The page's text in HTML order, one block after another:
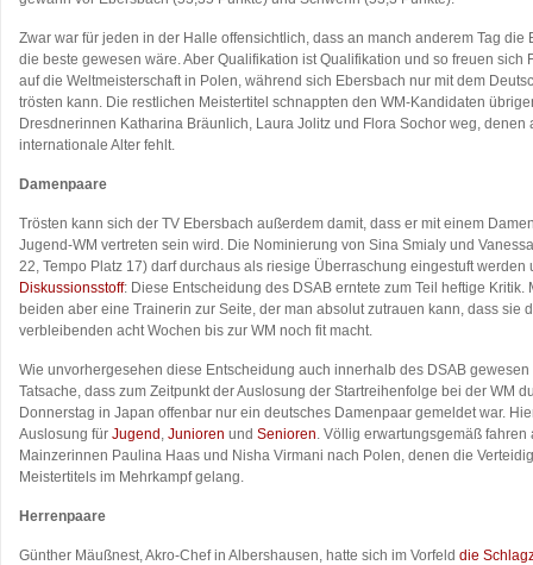
Zwar war für jeden in der Halle offensichtlich, dass an manch anderem Tag die
die beste gewesen wäre. Aber Qualifikation ist Qualifikation und so freuen sich
auf die Weltmeisterschaft in Polen, während sich Ebersbach nur mit dem
trösten kann. Die restlichen Meistertitel schnappten den WM-Kandidaten
Dresdnerinnen Katharina Bräunlich, Laura Jolitz und Flora Sochor weg, denen
internationale Alter fehlt.
Damenpaare
Trösten kann sich der TV Ebersbach außerdem damit, dass er mit einem
Jugend-WM vertreten sein wird. Die Nominierung von Sina Smialy und
22, Tempo Platz 17) darf durchaus als riesige Überraschung eingestuft werden
Diskussionsstoff: Diese Entscheidung des DSAB erntete zum Teil heftige Kritik.
beiden aber eine Trainerin zur Seite, der man absolut zutrauen kann, dass sie
verbleibenden acht Wochen bis zur WM noch fit macht.
Wie unvorhergesehen diese Entscheidung auch innerhalb des DSAB
Tatsache, dass zum Zeitpunkt der Auslosung der Startreihenfolge bei der WM
Donnerstag in Japan offenbar nur ein deutsches Damenpaar gemeldet war.
Auslosung für Jugend , Junioren und Senioren. Völlig erwartungsgemäß
Mainzerinnen Paulina Haas und Nisha Virmani nach Polen, denen die
Meistertitels im Mehrkampf gelang.
Herrenpaare
Günther Mäußnest, Akro-Chef in Albershausen, hatte sich im Vorfeld die